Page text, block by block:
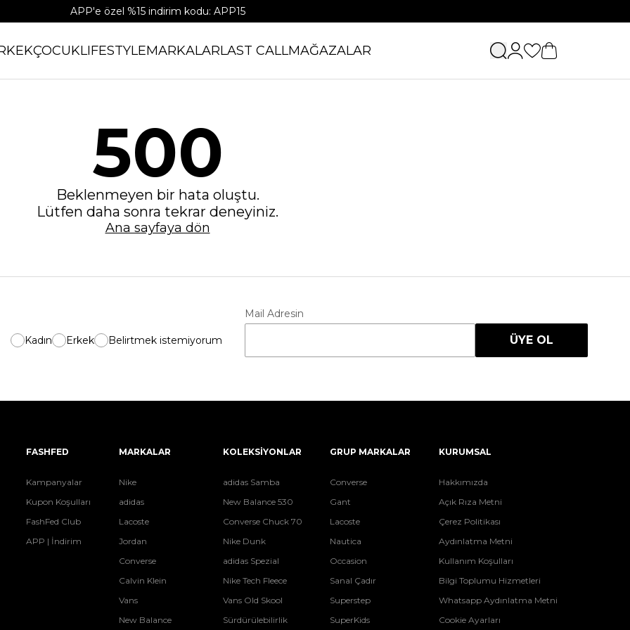
APP'e özel %15 indirim kodu: APP15
ÇOCUKLIFESTYLEMARKALARLAST CALLMAĞAZALAR
500
Beklenmeyen bir hata oluştu.
Lütfen daha sonra tekrar deneyiniz.
Ana sayfaya dön
Kadın Erkek Belirtmek istemiyorum
Mail Adresin
ÜYE OL
FASHFED
Kampanyalar
Kupon Koşulları
FashFed Club
APP | İndirim
MARKALAR
Nike
adidas
Lacoste
Jordan
Converse
Calvin Klein
Vans
New Balance
KOLEKSİYONLAR
adidas Samba
New Balance 530
Converse Chuck 70
Nike Dunk
adidas Spezial
Nike Tech Fleece
Vans Old Skool
Sürdürülebilirlik
GRUP MARKALAR
Converse
Gant
Lacoste
Nautica
Occasion
Sanal Çadır
Superstep
SuperKids
KURUMSAL
Hakkımızda
Açık Rıza Metni
Çerez Politikası
Aydınlatma Metni
Kullanım Koşulları
Bilgi Toplumu Hizmetleri
Whatsapp Aydınlatma Metni
Cookie Ayarları